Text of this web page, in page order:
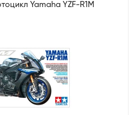
Yamaha YZF-R1M